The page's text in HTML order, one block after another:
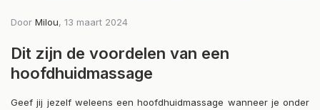
Door Milou, 13 maart 2024
Dit zijn de voordelen van een
hoofdhuidmassage
Geef jij jezelf weleens een hoofdhuidmassage wanneer je onder